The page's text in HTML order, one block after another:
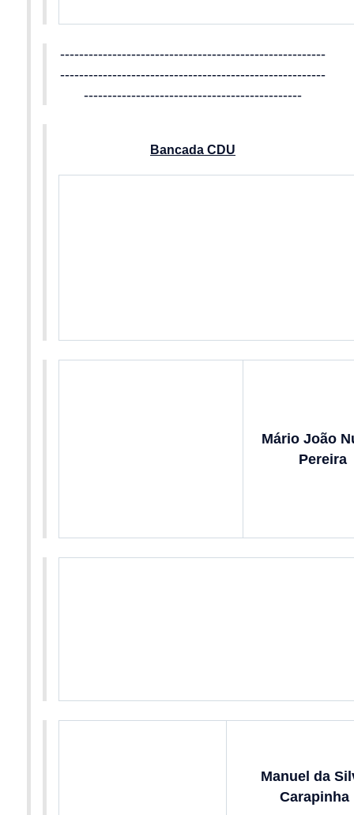
--------------------------------------------------------
--------------------------------------------------------
----------------------------------------------
Bancada CDU
Mário João
Pereira
Manuel da
Carapinha